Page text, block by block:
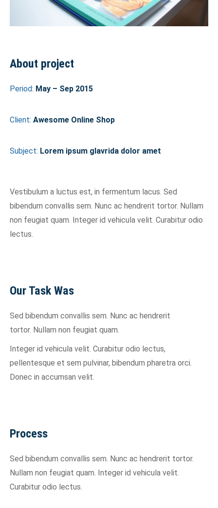
About project
Period: May – Sep 2015
Client: Awesome Online Shop
Subject: Lorem ipsum glavrida dolor amet
Vestibulum a luctus est, in fermentum lacus. Sed
bibendum convallis sem. Nunc ac hendrerit tortor. Nullam
non feugiat quam. Integer id vehicula velit. Curabitur odio
lectus.
Our Task Was
Sed bibendum convallis sem. Nunc ac hendrerit
tortor. Nullam non feugiat quam.
Integer id vehicula velit. Curabitur odio lectus,
pellentesque et sem pulvinar, bibendum pharetra orci.
Donec in accumsan velit.
Process
Sed bibendum convallis sem. Nunc ac hendrerit tortor.
Nullam non feugiat quam. Integer id vehicula velit.
Curabitur odio lectus.